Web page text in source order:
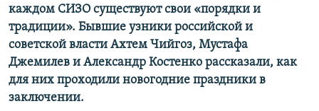
каждом СИЗО существуют свои «порядки и
традиции». Бывшие узники российской и
советской власти Ахтем Чийгоз, Мустафа
Джемилев и Александр Костенко рассказали, как
для них проходили новогодние праздники в
заключении.